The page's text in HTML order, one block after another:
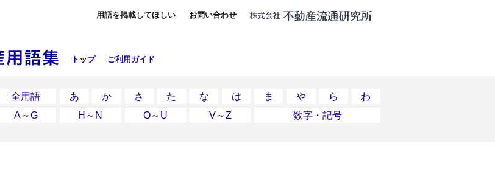
用語を掲載してほしい お問い合わせ
トップ ご利用ガイド
全用語 あ か さ た な は ま や ら
わ
A～G
H～N O～U V～Z 数字・記号